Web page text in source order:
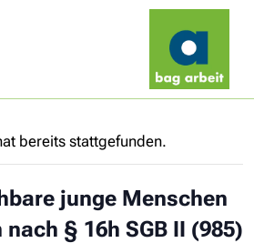
bereits stattgefunden.
junge Menschen
§ 16h SGB II (985)